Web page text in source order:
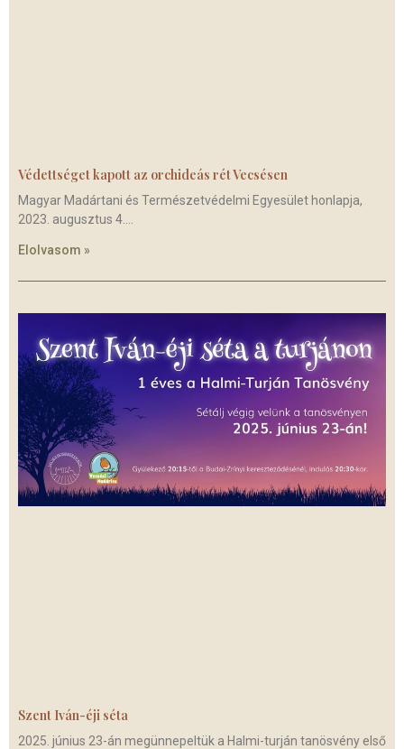
Védettséget kapott az orchideás rét Vecsésen
Magyar Madártani és Természetvédelmi Egyesület honlapja,
2023. augusztus 4.
Elolvasom »
Szent Iván-éji séta
2025. június 23-án megünnepeltük a Halmi-turján tanösvény első